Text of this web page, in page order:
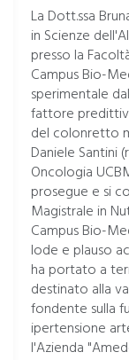
La Dott.ssa
in Scienze
presso la
Campus Bio-
sperimentale
fattore
del colonretto
Daniele Santini
Oncologia
prosegue e si
Magistrale in
Campus Bio-
lode e plauso
ha portato a
destinato alla
fondente sulla
ipertensione
l'Azienda